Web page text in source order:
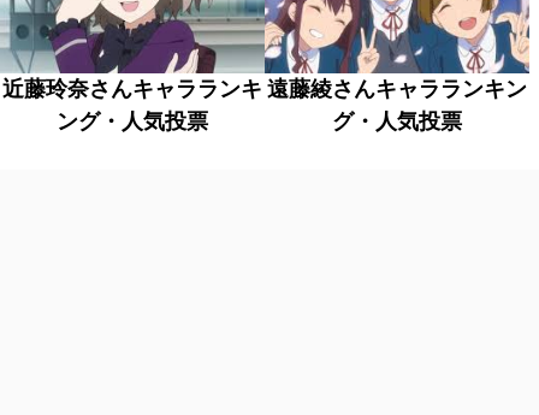
近藤玲奈さんキャラランキ
ング・人気投票
遠藤綾さんキャラランキン
グ・人気投票